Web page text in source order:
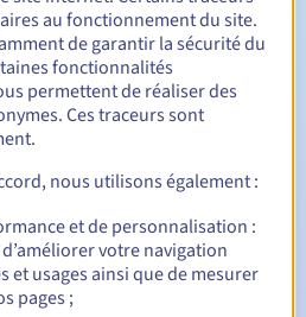
Entre 1 et 10 ans
:
: 60, 30, 15, 7 et 3 jours avant la
au fonctionnement du site.
de garantir la sécurité du
fonctionnalités
permettent de réaliser des
Ces traceurs sont
nous utilisons également :
et de personnalisation :
votre navigation
et usages ainsi que de mesurer
pages ;